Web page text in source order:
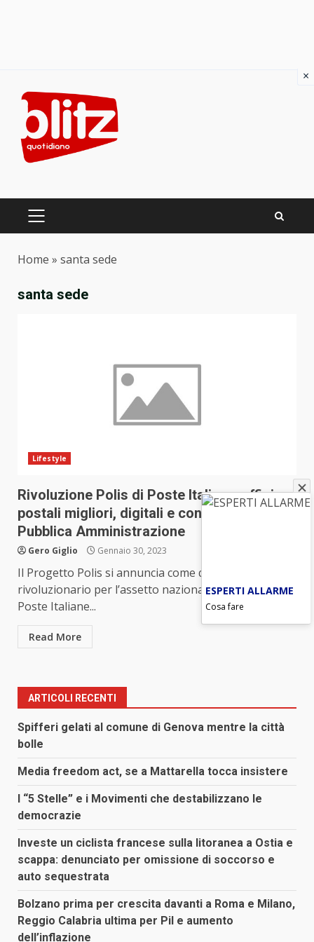
content
PRIMARY
Home » santa sede
santa sede
Lifestyle
Rivoluzione Polis di Poste Italiane: uffici
postali migliori, digitali e con accesso alla
Pubblica Amministrazione
Gero Giglio Gennaio 30, 2023
Il Progetto Polis si annuncia come qualcosa di
rivoluzionario per l’assetto nazionale non solo di
Poste Italiane...
Read More
ARTICOLI RECENTI
Spifferi gelati al comune di Genova mentre la città
bolle
Media freedom act, se a Mattarella tocca insistere
I “5 Stelle” e i Movimenti che destabilizzano le
democrazie
Investe un ciclista francese sulla litoranea a Ostia e
scappa: denunciato per omissione di soccorso e
auto sequestrata
Bolzano prima per crescita davanti a Roma e Milano,
Reggio Calabria ultima per Pil e aumento
dell’inflazione
×
ESPERTI ALLARME
Cosa fare